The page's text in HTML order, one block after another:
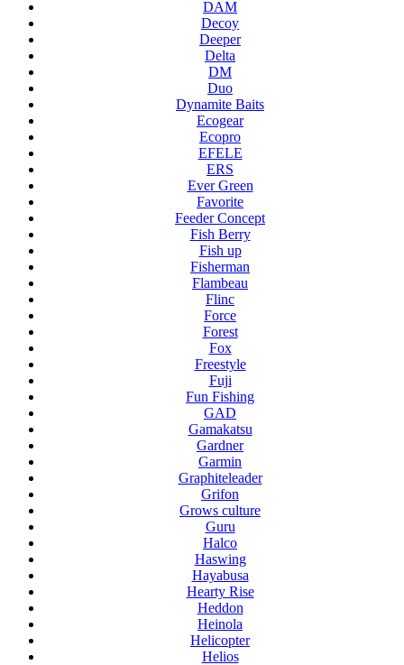
DAM
Decoy
Deeper
Delta
DM
Duo
Dynamite Baits
Ecogear
Ecopro
EFELE
ERS
Ever Green
Favorite
Feeder Concept
Fish Berry
Fish up
Fisherman
Flambeau
Flinc
Force
Forest
Fox
Freestyle
Fuji
Fun Fishing
GAD
Gamakatsu
Gardner
Garmin
Graphiteleader
Grifon
Grows culture
Guru
Halco
Haswing
Hayabusa
Hearty Rise
Heddon
Heinola
Helicopter
Helios